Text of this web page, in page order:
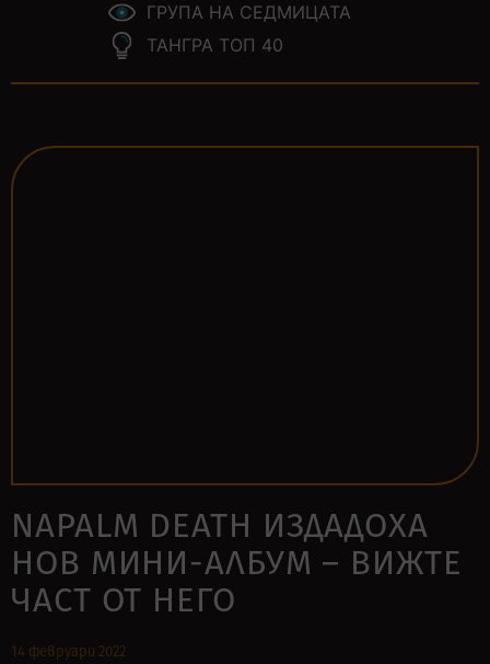
ГРУПА НА СЕДМИЦАТА
ТАНГРА ТОП 40
NAPALM DEATH ИЗДАДОХА
НОВ МИНИ-АЛБУМ – ВИЖТЕ
ЧАСТ ОТ НЕГО
14 февруари 2022